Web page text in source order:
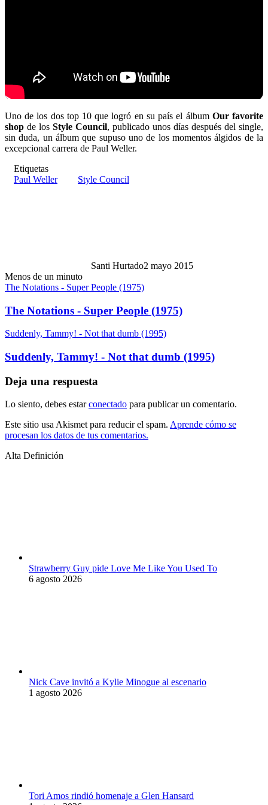
Uno de los dos top 10 que logró en su país el álbum Our favorite
shop de los Style Council, publicado unos días después del single,
sin duda, un álbum que supuso uno de los momentos álgidos de la
excepcional carrera de Paul Weller.
Etiquetas
Paul Weller
Style Council
Santi Hurtado2 mayo 2015
Menos de un minuto
The Notations - Super People (1975)
The Notations - Super People (1975)
Suddenly, Tammy! - Not that dumb (1995)
Suddenly, Tammy! - Not that dumb (1995)
Deja una respuesta
Lo siento, debes estarconectado para publicar un comentario.
Este sitio usa Akismet para reducir el spam. Aprende cómo se
procesan los datos de tus comentarios.
Alta Definición
Strawberry Guy pide Love Me Like You Used To
6 agosto 2026
Nick Cave invitó a Kylie Minogue al escenario
1 agosto 2026
Tori Amos rindió homenaje a Glen Hansard